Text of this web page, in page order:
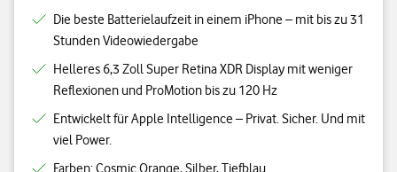
Die beste Batterielaufzeit in einem iPhone – mit bis zu 31
Stunden Videowiedergabe
Helleres 6,3 Zoll Super Retina XDR Display mit weniger
Reflexionen und ProMotion bis zu 120 Hz
Entwickelt für Apple Intelligence – Privat. Sicher. Und mit
viel Power.
Farben: Cosmic Orange, Silber, Tiefblau